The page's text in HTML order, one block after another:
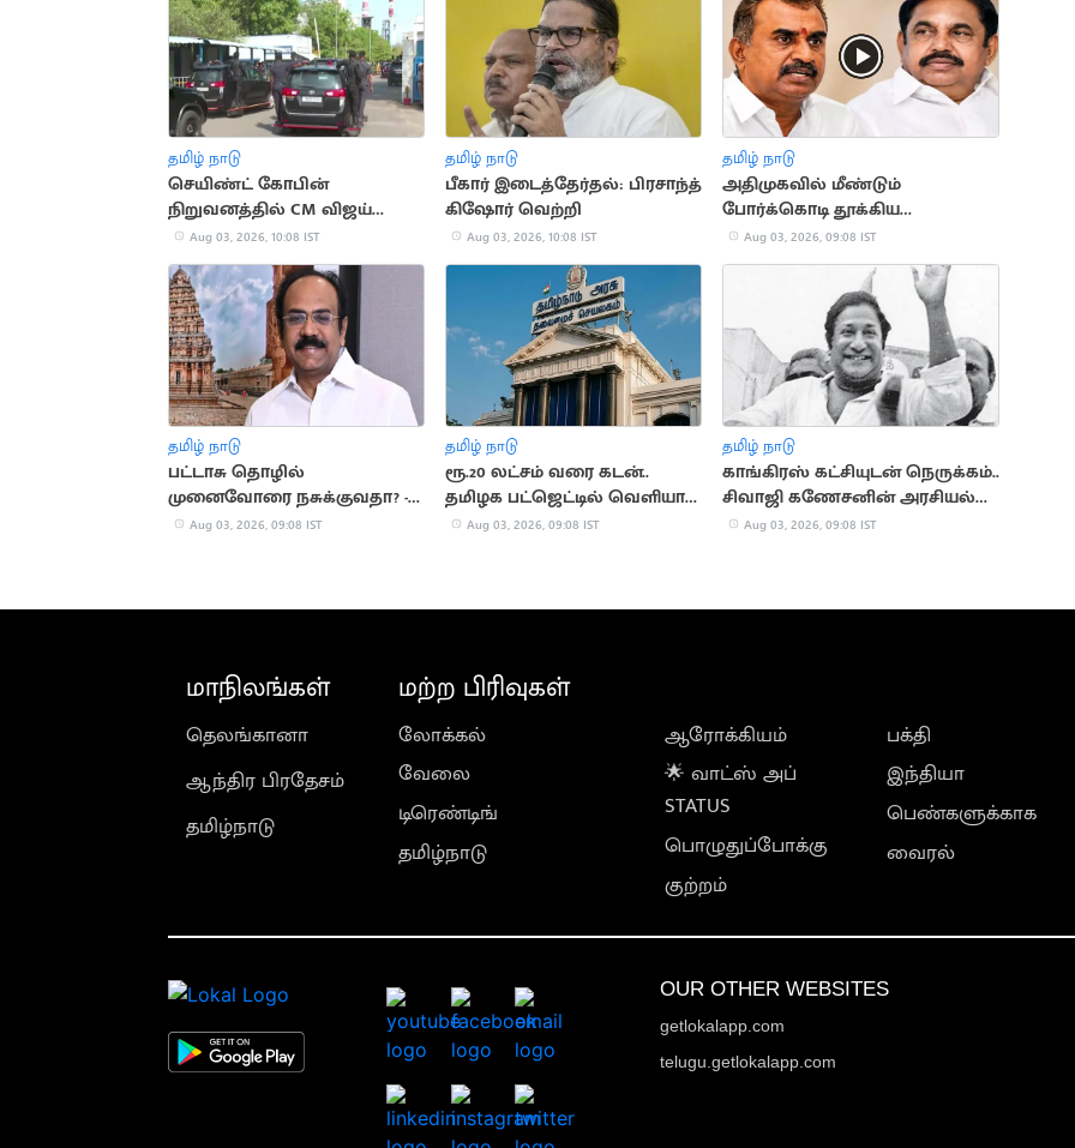
தமிழ் நாடு
செயிண்ட் கோபின்
நிறுவனத்தில் CM விஜய்
ஆய்வு
Aug 03, 2026, 10:08 IST
தமிழ் நாடு
பீகார் இடைத்தேர்தல்: பிரசாந்த்
கிஷோர் வெற்றி
Aug 03, 2026, 10:08 IST
தமிழ் நாடு
அதிமுகவில் மீண்டும்
போர்க்கொடி தூக்கிய
எம்.பி.வேலுமணி
Aug 03, 2026, 09:08 IST
தமிழ் நாடு
பட்டாசு தொழில்
முனைவோரை நசுக்குவதா? -
தங்கம் தென்னரசு கண்டனம்
Aug 03, 2026, 09:08 IST
தமிழ் நாடு
ரூ.20 லட்சம் வரை கடன்..
தமிழக பட்ஜெட்டில் வெளியாக
வாய்ப்பு
Aug 03, 2026, 09:08 IST
தமிழ் நாடு
காங்கிரஸ் கட்சியுடன் நெருக்கம்..
சிவாஜி கணேசனின் அரசியல்
பயணம்
Aug 03, 2026, 09:08 IST
மாநிலங்கள்
தெலங்கானா
ஆந்திர பிரதேசம்
தமிழ்நாடு
மற்ற பிரிவுகள்
லோக்கல்
வேலை
டிரெண்டிங்
தமிழ்நாடு
ஆரோக்கியம்
🌟 வாட்ஸ் அப்
STATUS
பொழுதுப்போக்கு
குற்றம்
பக்தி
இந்தியா
பெண்களுக்காக
வைரல்
OUR OTHER WEBSITES
getlokalapp.com
telugu.getlokalapp.com